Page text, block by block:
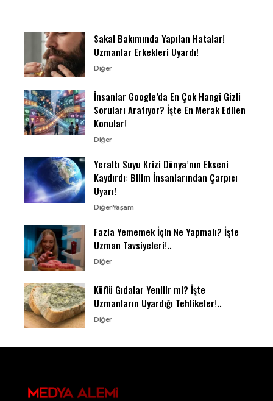
Sakal Bakımında Yapılan Hatalar!
Uzmanlar Erkekleri Uyardı!
Diğer
İnsanlar Google’da En Çok Hangi Gizli
Soruları Aratıyor? İşte En Merak Edilen
Konular!
Diğer
Yeraltı Suyu Krizi Dünya’nın Ekseni
Kaydırdı: Bilim İnsanlarından Çarpıcı
Uyarı!
DiğerYaşam
Fazla Yememek İçin Ne Yapmalı? İşte
Uzman Tavsiyeleri!..
Diğer
Küflü Gıdalar Yenilir mi? İşte
Uzmanların Uyardığı Tehlikeler!..
Diğer